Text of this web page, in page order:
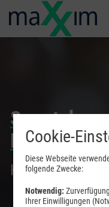
Familie!
Handys mit
Cookie-
Diese Webseite
folgende Zwecke:
Notwendig:
Ihrer Einwilligungen